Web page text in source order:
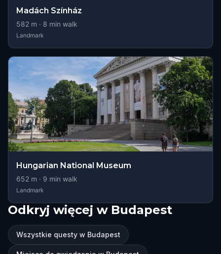
Madách Színház
582 m · 8 min walk
Landmark
Hungarian National Museum
652 m · 9 min walk
Landmark
Odkryj więcej w Budapest
Wszystkie questy w Budapest